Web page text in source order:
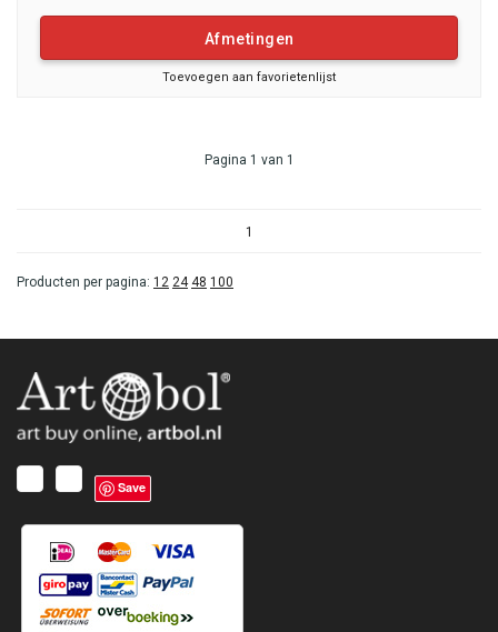
Afmetingen
Toevoegen aan favorietenlijst
Pagina 1 van 1
1
Producten per pagina: 12 24 48 100
Save